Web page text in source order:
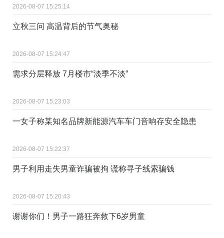
2026-08-07 15:25:14
立秋三问 高温背后的节气奥秘
2026-08-07 15:24:47
需求分层释放 7月楼市“淡季不淡”
2026-08-07 15:23:03
一女子称某知名品牌新能源汽车车门音响存安全隐患
2026-08-07 15:22:37
男子利用走失男童诈骗被拘 谎称寻子线索骗钱
2026-08-07 15:20:43
谢谢你们！男子一路狂奔救下6岁男童